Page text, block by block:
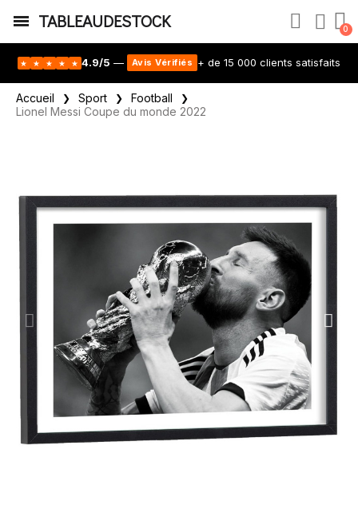
TABLEAUDESTOCK
★ ★ ★ ★ ★ 4.9/5 — Avis Vérifiés + de 15 000 clients satisfaits
Accueil Sport
Football
Lionel Messi Coupe du monde 2022